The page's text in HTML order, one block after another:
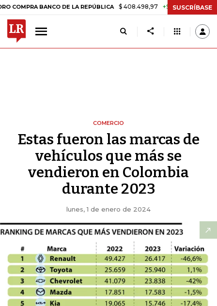
BANCO DE LA REPÚBLICA $ 408.498,97 +$ 8.753,81 +2,19%
SUSCRÍBASE
COMERCIO
Estas fueron las marcas de
vehículos que más se
vendieron en Colombia
durante 2023
lunes, 1 de enero de 2024